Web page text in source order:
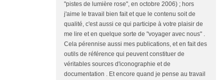
"pistes de lumière rose", en octobre 2006) ; hors
j'aime le travail bien fait et que le contenu soit de
qualité, c'est aussi ce qui participe à votre plaisir de
me lire et en quelque sorte de "voyager avec nous" .
Cela pérennise aussi mes publications, et en fait des
outils de référence qui peuvent constituer de
véritables sources d'iconographie et de
documentation . Et encore quand je pense au travail